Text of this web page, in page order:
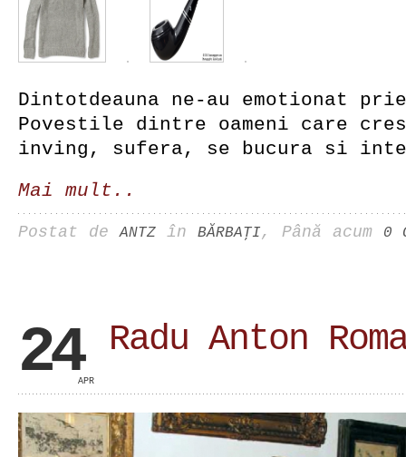
Dintotdeauna ne-au emotionat
Povestile dintre oameni care
inving, sufera, se bucura si
Mai mult..
Postat deANTZ în BĂRBAŢI, Până acum 0
24APR
Radu Anton